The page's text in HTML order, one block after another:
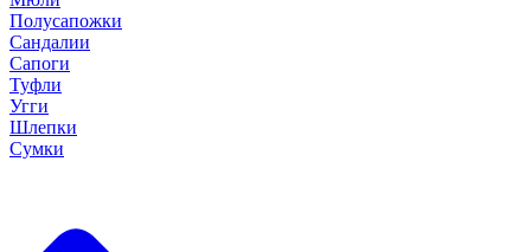
Полусапожки
Сандалии
Сапоги
Туфли
Угги
Шлепки
Сумки